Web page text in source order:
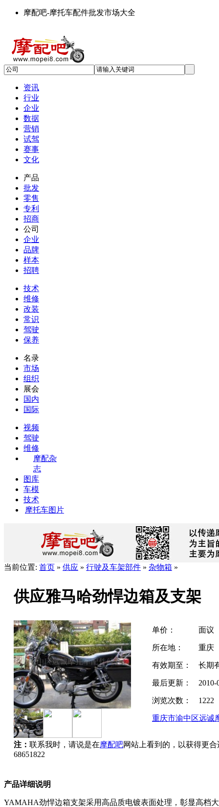
摩配吧-摩托车配件批发市场大全
资讯
行业
企业
数据
营销
试驾
赛事
文化
产品
批发
零售
专利
招商
公司
企业
品牌
样本
招聘
技术
维修
改装
常识
驾驶
保养
名录
市场
组织
展会
国内
国际
视频
驾驶
维修
摩配杂
志
图库
车模
技术
摩托车图片
当前位置: 首页 » 供应 » 行驶及车架部件 » 杂物箱 »
供应雅马哈劲悍边箱及支架
单价： 面议
所在地： 重庆
有效期至： 长期
最后更新： 2010-
浏览次数： 1222
重庆市渝中区远诚
注： 联系我时，请说是在摩配吧网站上看到的，以获得更
68651822
产品详细说明
YAMAHA劲悍边箱支架采用高品质电镀表面处理，彰显高档